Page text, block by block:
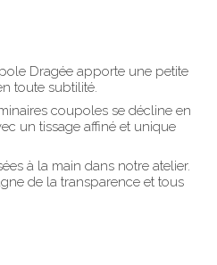
Dragée apporte une petite
toute subtilité.
coupoles se décline en
un tissage affiné et unique
à la main dans notre atelier.
de la transparence et tous